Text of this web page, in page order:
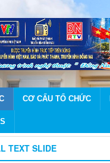
CƠ CẤU TỔ CHỨC
TEXT SLIDE